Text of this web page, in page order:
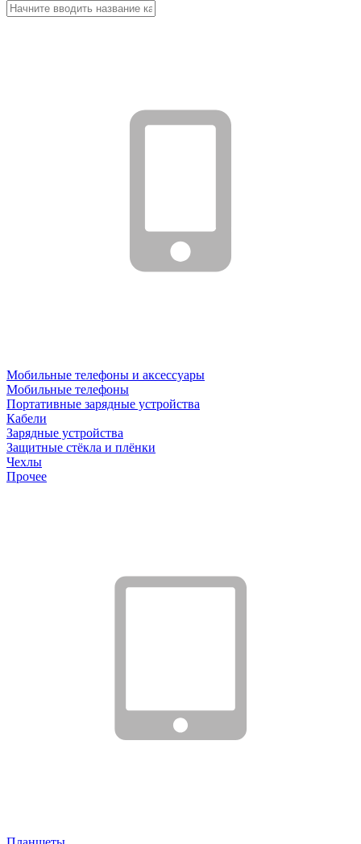
Мобильные телефоны и аксессуары
Мобильные телефоны
Портативные зарядные устройства
Кабели
Зарядные устройства
Защитные стёкла и плёнки
Чехлы
Прочее